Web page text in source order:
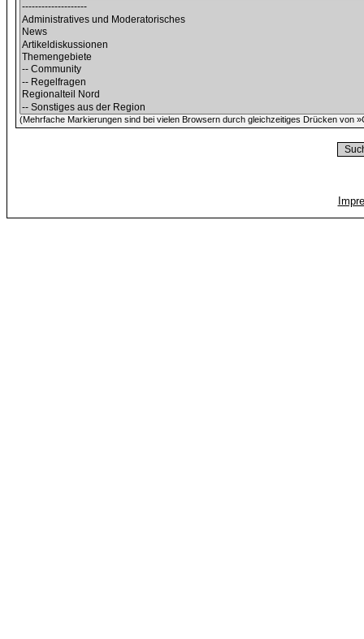
(Mehrfache Markierungen sind bei vielen Browsern durch gleichzeitiges Drücken von